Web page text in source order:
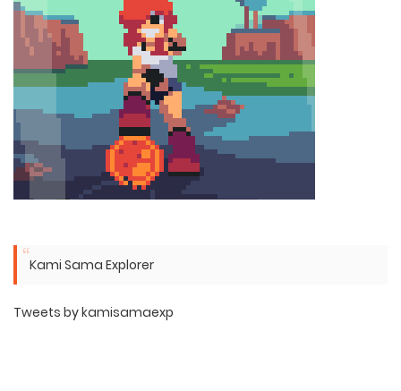
Kami Sama Explorer
Tweets by kamisamaexp